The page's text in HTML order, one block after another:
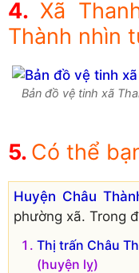
Xã
Thành nhìn
Bản đồ vệ tinh xã
Có thể
Huyện Châu
phường xã. Trong
Thị trấn Châu
(huyện lỵ)